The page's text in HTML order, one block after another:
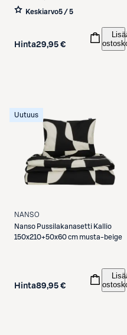
Keskiarvo5 / 5
Hinta29,95 €
Uutuus
NANSO
Nanso Pussilakanasetti Kallio
150x210+50x60 cm musta-beige
Hinta89,95 €